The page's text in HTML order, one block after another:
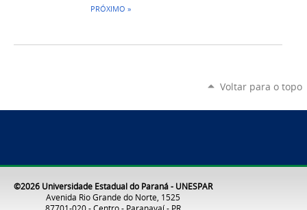
PRÓXIMO »
Voltar para o topo
©2026 Universidade Estadual do Paraná - UNESPAR
Avenida Rio Grande do Norte, 1525
87701-020 - Centro - Paranavaí - PR